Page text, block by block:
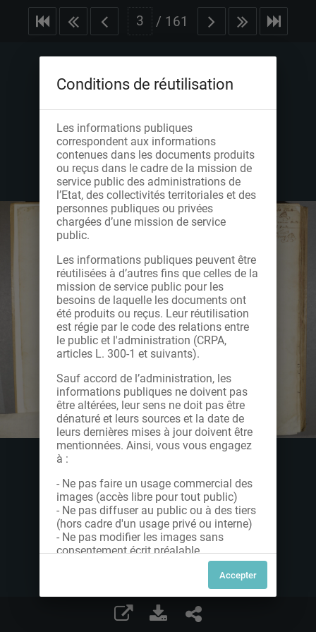
/ 161
Conditions de réutilisation
Les informations publiques
correspondent aux informations
contenues dans les documents produits
ou reçus dans le cadre de la mission de
service public des administrations de
l’Etat, des collectivités territoriales et des
personnes publiques ou privées
chargées d’une mission de service
public.
Les informations publiques peuvent être
réutilisées à d’autres fins que celles de la
mission de service public pour les
besoins de laquelle les documents ont
été produits ou reçus. Leur réutilisation
est régie par le code des relations entre
le public et l'administration (CRPA,
articles L. 300-1 et suivants).
Sauf accord de l’administration, les
informations publiques ne doivent pas
être altérées, leur sens ne doit pas être
dénaturé et leurs sources et la date de
leurs dernières mises à jour doivent être
mentionnées. Ainsi, vous vous engagez
à :
- Ne pas faire un usage commercial des
images (accès libre pour tout public)
- Ne pas diffuser au public ou à des tiers
(hors cadre d'un usage privé ou interne)
- Ne pas modifier les images sans
consentement écrit préalable
Dans le cas contraire, nous vous invitons
à nous contacter afin de solliciter le type
de Licence souhaitée parmi celles
proposées et le cas échéant, acquitter